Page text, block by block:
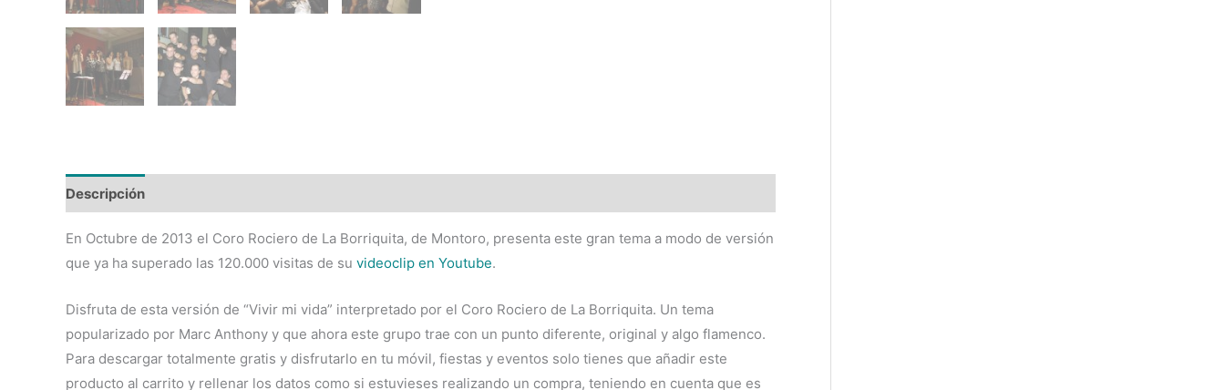
Descripción
En Octubre de 2013 el Coro Rociero de La Borriquita, de Montoro, presenta este gran tema a modo de versión
que ya ha superado las 120.000 visitas de su videoclip en Youtube.
Disfruta de esta versión de “Vivir mi vida” interpretado por el Coro Rociero de La Borriquita. Un tema
popularizado por Marc Anthony y que ahora este grupo trae con un punto diferente, original y algo flamenco.
Para descargar totalmente gratis y disfrutarlo en tu móvil, fiestas y eventos solo tienes que añadir este
producto al carrito y rellenar los datos como si estuvieses realizando un compra, teniendo en cuenta que es